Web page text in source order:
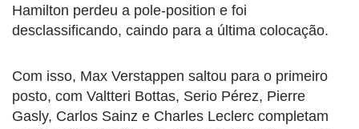
Hamilton perdeu a pole-position e foi
desclassificando, caindo para a última colocação.
Com isso, Max Verstappen saltou para o primeiro
posto, com Valtteri Bottas, Serio Pérez, Pierre
Gasly, Carlos Sainz e Charles Leclerc completam